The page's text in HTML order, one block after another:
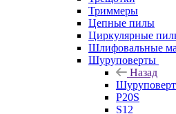
Триммеры
Цепные пилы
Циркулярные
Шлифовальные
Шуруповерты
Назад
P20S
S12